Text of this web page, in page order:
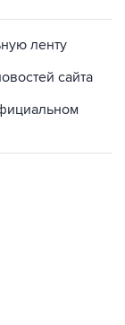
ленту
сайта